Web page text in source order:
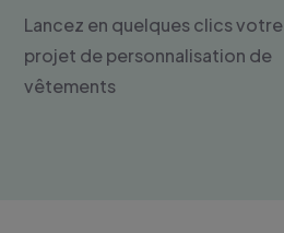
Lancez en quelques clics votre
projet de personnalisation de
vêtements